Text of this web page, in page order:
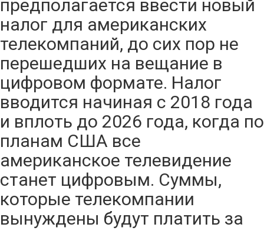
предполагается ввести новый
налог для американских
телекомпаний, до сих пор не
перешедших на вещание в
цифровом формате. Налог
вводится начиная с 2018 года
и вплоть до 2026 года, когда по
планам США все
американское телевидение
станет цифровым. Суммы,
которые телекомпании
вынуждены будут платить за